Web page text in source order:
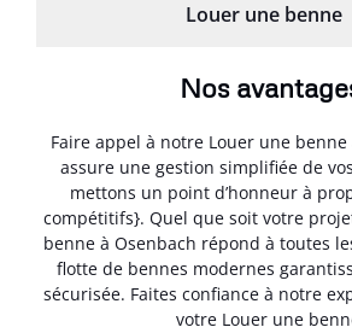
Louer une benne
Nos
Faire appel à notre Louer une benne
assure une gestion simplifiée de
mettons un point d’honneur à
compétitifs}. Quel que soit votre
benne à Osenbach répond à toutes
flotte de bennes modernes
sécurisée. Faites confiance à notre
votre Louer une